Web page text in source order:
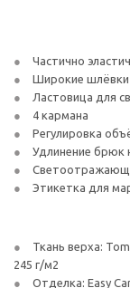
Частично
Широкие шлёвки
Ластовица для
4 кармана
Регулировка
Удлинение брюк
Этикетка для
Ткань верха:
245 г/м2
Отделка: Easy